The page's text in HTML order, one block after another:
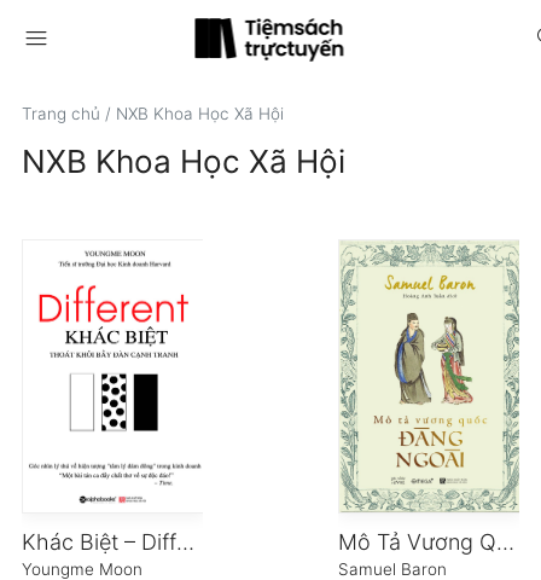
menu
Trang chủ / NXB Khoa Học Xã Hội
NXB Khoa Học Xã Hội
Khác Biệt – Different
Youngme Moon
Mô Tả Vương Quốc Đàng Ngoài
Samuel Baron